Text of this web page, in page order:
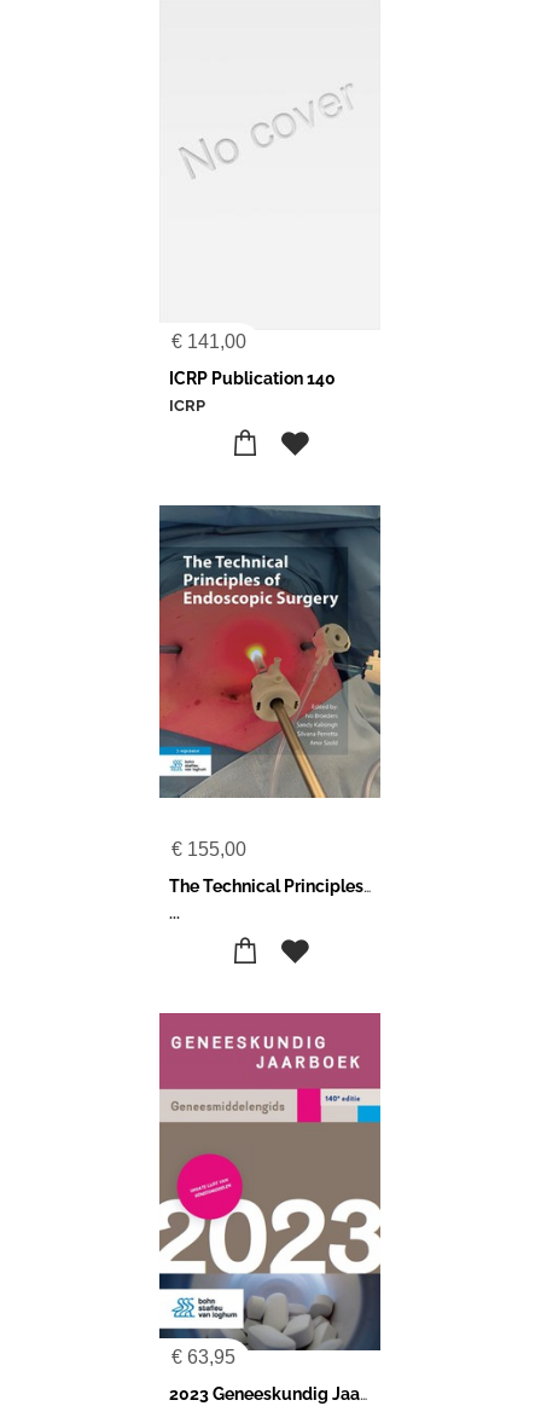
€ 141,00
ICRP Publication 140
ICRP
€ 155,00
The Technical Principles of Endoscopic Surgery
...
€ 63,95
2023 Geneeskundig Jaarboek